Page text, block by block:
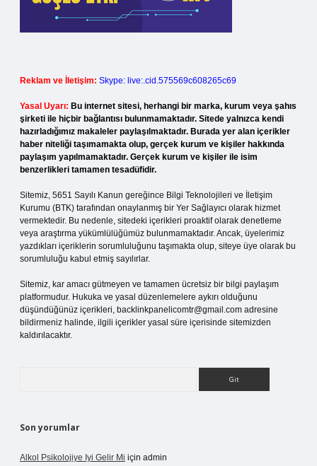
Reklam ve İletişim: Skype: live:.cid.575569c608265c69
Yasal Uyarı: Bu internet sitesi, herhangi bir marka, kurum veya şahıs
şirketi ile hiçbir bağlantısı bulunmamaktadır. Sitede yalnızca kendi
hazırladığımız makaleler paylaşılmaktadır. Burada yer alan içerikler
haber niteliği taşımamakta olup, gerçek kurum ve kişiler hakkında
paylaşım yapılmamaktadır. Gerçek kurum ve kişiler ile isim
benzerlikleri tamamen tesadüfidir.
Sitemiz, 5651 Sayılı Kanun gereğince Bilgi Teknolojileri ve İletişim
Kurumu (BTK) tarafından onaylanmış bir Yer Sağlayıcı olarak hizmet
vermektedir. Bu nedenle, sitedeki içerikleri proaktif olarak denetleme
veya araştırma yükümlülüğümüz bulunmamaktadır. Ancak, üyelerimiz
yazdıkları içeriklerin sorumluluğunu taşımakta olup, siteye üye olarak bu
sorumluluğu kabul etmiş sayılırlar.
Sitemiz, kar amacı gütmeyen ve tamamen ücretsiz bir bilgi paylaşım
platformudur. Hukuka ve yasal düzenlemelere aykırı olduğunu
düşündüğünüz içerikleri, backlinkpanelicomtr@gmail.com adresine
bildirmeniz halinde, ilgili içerikler yasal süre içerisinde sitemizden
kaldırılacaktır.
Son yorumlar
Alkol Psikolojiye Iyi Gelir Mi için admin